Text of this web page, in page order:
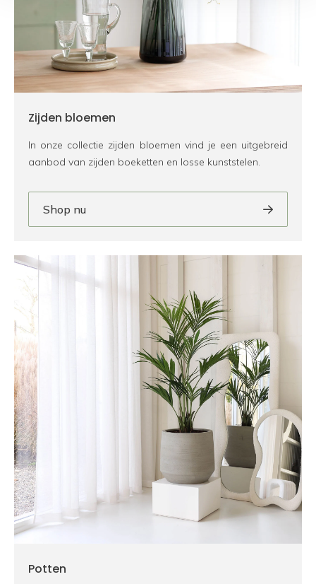
Zijden bloemen
In onze collectie zijden bloemen vind je een uitgebreid
aanbod van zijden boeketten en losse kunststelen.
Shop nu
Potten